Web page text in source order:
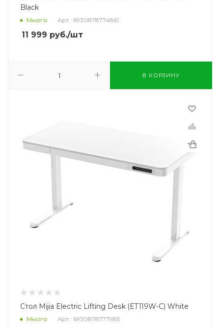
Black
Много Арт.: 6930878774861
11 999 руб./шт
В КОРЗИНУ
Стол Mijia Electric Lifting Desk (ET119W-C) White
Много Арт.: 6930878777985